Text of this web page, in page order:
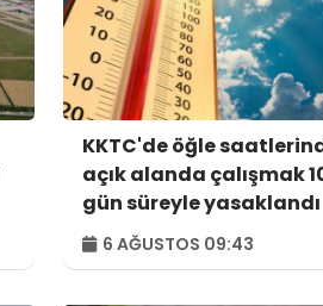
KKTC'de öğle
açık alanda çalışmak
gün süreyle yasaklandı
6 AĞUSTOS 09:43